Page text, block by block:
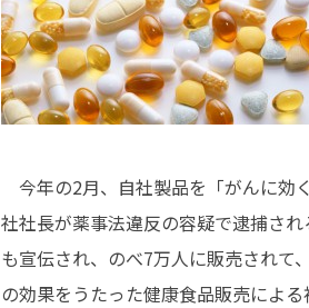
今年の2月、自社製品を「がんに効
社社長が薬事法違反の容疑で逮捕さ
も宣伝され、のべ7万人に販売されて
の効果をうたった健康食品販売によ